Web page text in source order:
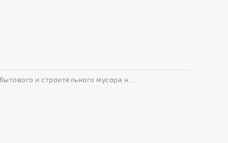
и строительного мусора н...